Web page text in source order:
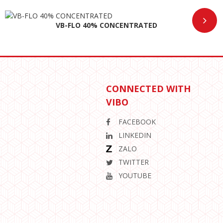
VB-FLO 40% CONCENTRATED
CONNECTED WITH
VIBO
FACEBOOK
LINKEDIN
ZALO
TWITTER
YOUTUBE